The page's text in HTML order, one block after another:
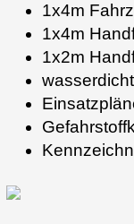
1x4m
1x4m
1x2m